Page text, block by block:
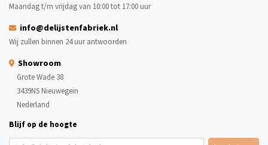
Maandag t/m vrijdag van 10:00 tot 17:00 uur
info@delijstenfabriek.nl
Wij zullen binnen 24 uur antwoorden
Showroom
Grote Wade 38
3439NS Nieuwegein
Nederland
Blijf op de hoogte